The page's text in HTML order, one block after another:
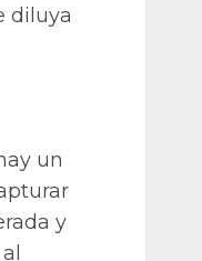
diluya
un
y